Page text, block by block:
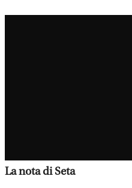
La nota di Seta